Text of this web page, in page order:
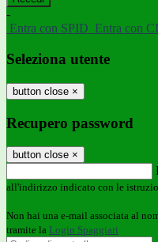
-
Entra con SPID Entra con
Seleziona utente
button close ×
Recupero password
button close ×
all'indirizzo indicato con le
Non hai una e-mail associata al
tramite la Login Spaggiari